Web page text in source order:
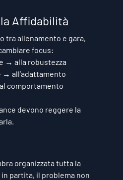
Affidabilità
tra allenamento e gara,
focus:
→ alla robustezza
→ all’adattamento
comportamento
devono reggere la
organizzata tutta la
partita, il problema non